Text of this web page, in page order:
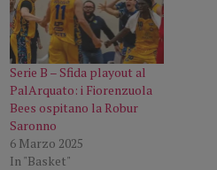
Serie B – Sfida playout al
PalArquato: i Fiorenzuola
Bees ospitano la Robur
Saronno
6 Marzo 2025
In "Basket"